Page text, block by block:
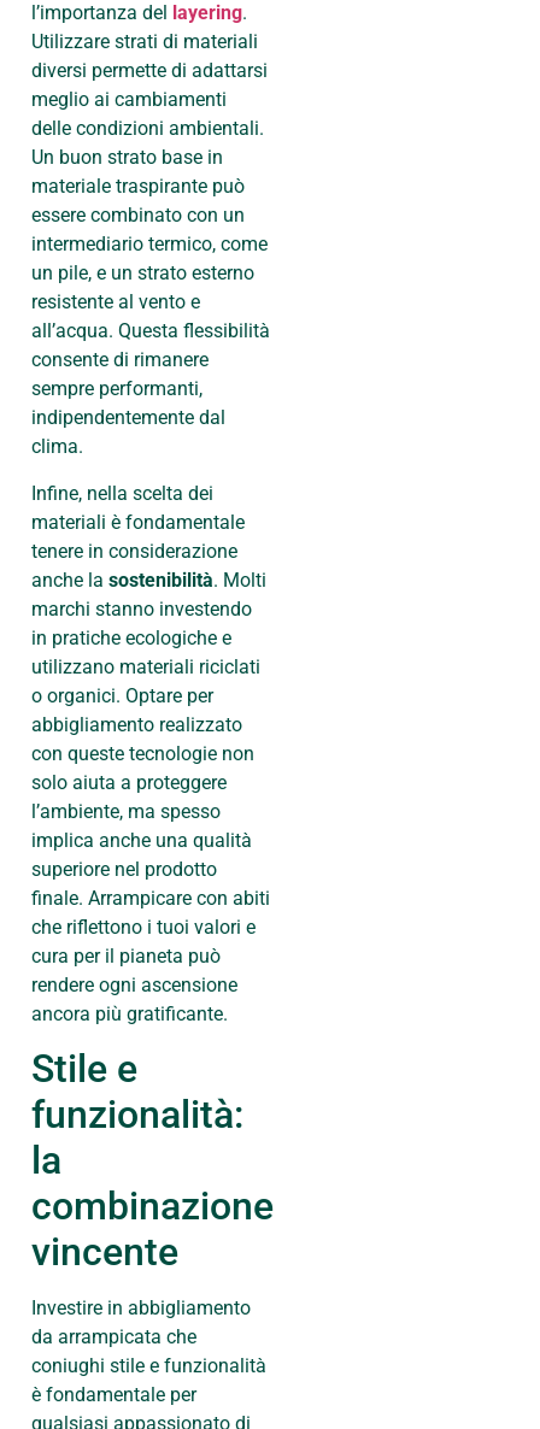
l’importanza del layering.
Utilizzare strati di materiali
diversi permette di adattarsi
meglio ai cambiamenti
delle condizioni ambientali.
Un buon strato base in
materiale traspirante può
essere combinato con un
intermediario termico, come
un pile, e un strato esterno
resistente al vento e
all’acqua. Questa flessibilità
consente di rimanere
sempre performanti,
indipendentemente dal
clima.
Infine, nella scelta dei
materiali è fondamentale
tenere in considerazione
anche la sostenibilità. Molti
marchi stanno investendo
in pratiche ecologiche e
utilizzano materiali riciclati
o organici. Optare per
abbigliamento realizzato
con queste tecnologie non
solo aiuta a proteggere
l’ambiente, ma spesso
implica anche una qualità
superiore nel prodotto
finale. Arrampicare con abiti
che riflettono i tuoi valori e
cura per il pianeta può
rendere ogni ascensione
ancora più gratificante.
Stile e
funzionalità:
la
combinazione
vincente
Investire in abbigliamento
da arrampicata che
coniughi stile e funzionalità
è fondamentale per
qualsiasi appassionato di